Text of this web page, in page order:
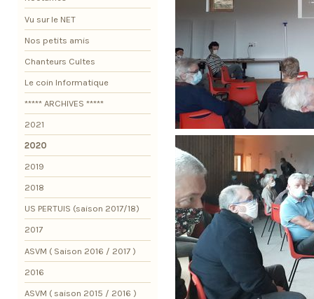
Vu sur le NET
Nos petits amis
Chanteurs Cultes
Le coin Informatique
***** ARCHIVES *****
2021
2020
2019
2018
US PERTUIS (saison 2017/18)
2017
ASVM ( Saison 2016 / 2017 )
2016
ASVM ( saison 2015 / 2016 )